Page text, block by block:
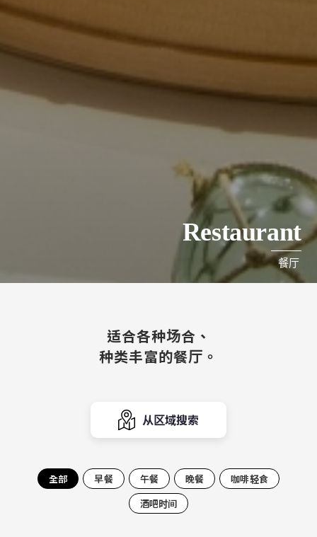
Restaurant
餐厅
适合各种场合、
种类丰富的餐厅。
从区域搜索
全部 早餐 午餐 晚餐
咖啡轻食
酒吧时间